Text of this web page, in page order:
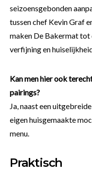
seizoensgebonden
tussen chef Kevin Graf
maken De Bakermat tot
verfijning en
Kan men hier ook
pairings?
Ja, naast een
eigen huisgemaakte
menu.
Praktisch